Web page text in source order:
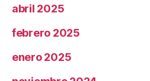
abril 2025
febrero 2025
enero 2025